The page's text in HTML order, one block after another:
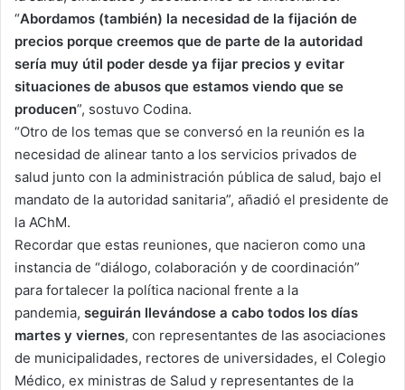
“Abordamos (también) la necesidad de la fijación de
precios porque creemos que de parte de la autoridad
sería muy útil poder desde ya fijar precios y evitar
situaciones de abusos que estamos viendo que se
producen”, sostuvo Codina.
“Otro de los temas que se conversó en la reunión es la
necesidad de alinear tanto a los servicios privados de
salud junto con la administración pública de salud, bajo el
mandato de la autoridad sanitaria”, añadió el presidente de
la AChM.
Recordar que estas reuniones, que nacieron como una
instancia de “diálogo, colaboración y de coordinación”
para fortalecer la política nacional frente a la
pandemia, seguirán llevándose a cabo todos los días
martes y viernes, con representantes de las asociaciones
de municipalidades, rectores de universidades, el Colegio
Médico, ex ministras de Salud y representantes de la